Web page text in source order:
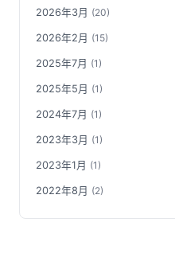
2026年3月 (20)
2026年2月 (15)
2025年7月 (1)
2025年5月 (1)
2024年7月 (1)
2023年3月 (1)
2023年1月 (1)
2022年8月 (2)